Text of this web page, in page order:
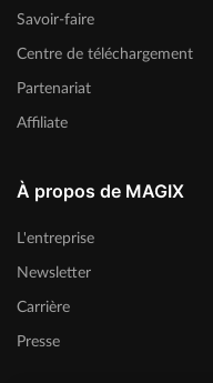
Savoir-faire
Centre de téléchargement
Partenariat
Affiliate
À propos de MAGIX
L'entreprise
Newsletter
Carrière
Presse